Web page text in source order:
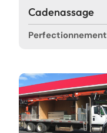
Cadenassage
Perfectionnement